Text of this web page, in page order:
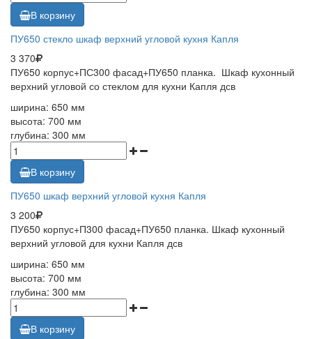
В корзину
ПУ650 стекло шкаф верхний угловой кухня Капля
3 370
ПУ650 корпус+ПС300 фасад+ПУ650 планка. Шкаф кухонный
верхний угловой со стеклом для кухни Капля дсв
ширина: 650 мм
высота: 700 мм
глубина: 300 мм
В корзину
ПУ650 шкаф верхний угловой кухня Капля
3 200
ПУ650 корпус+П300 фасад+ПУ650 планка. Шкаф кухонный
верхний угловой для кухни Капля дсв
ширина: 650 мм
высота: 700 мм
глубина: 300 мм
В корзину